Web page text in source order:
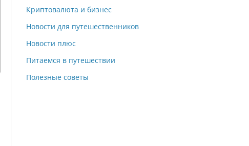
Криптовалюта и бизнес
Новости для путешественников
Новости плюс
Питаемся в путешествии
Полезные советы